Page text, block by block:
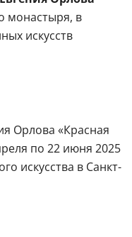
монастыря, в
искусств
Орлова «Красная
по 22 июня 2025
искусства в Санкт-